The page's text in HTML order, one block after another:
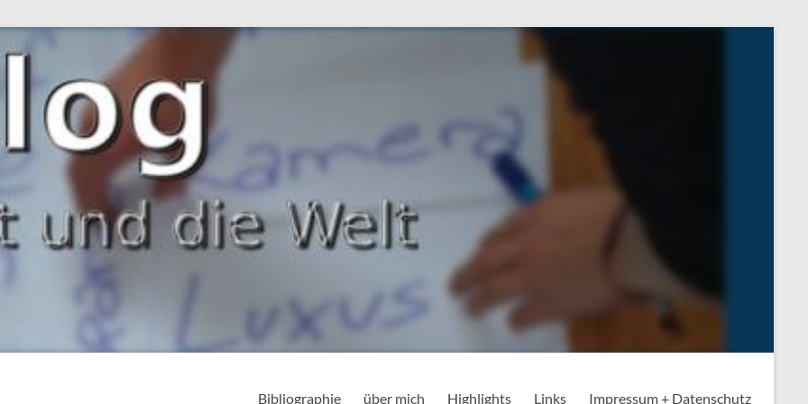
Bibliographie über mich Highlights Links Impressum + Datenschutz